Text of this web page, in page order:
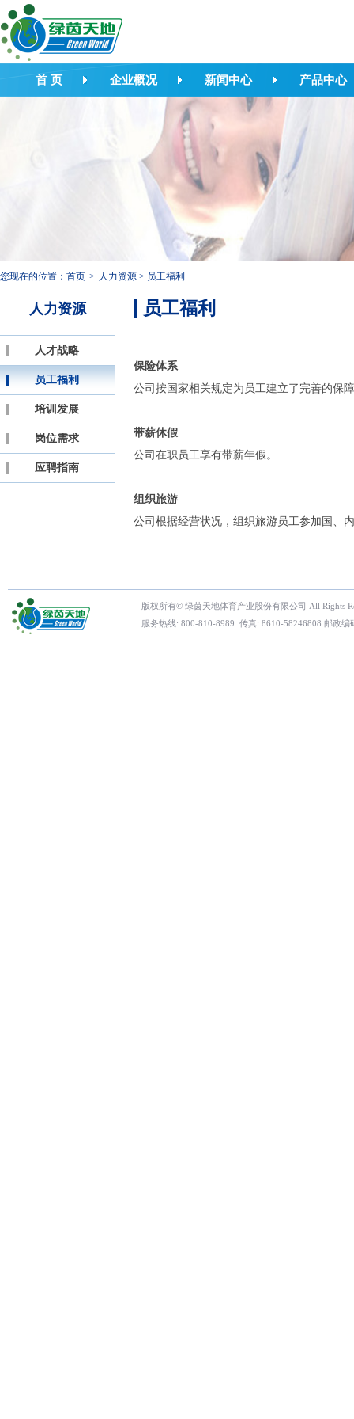
首 页 企业概况 新闻中心 产品中心
您现在的位置： 首页 > 人力资源 > 员工福利
人力资源
人才战略
员工福利
培训发展
岗位需求
应聘指南
员工福利
保险体系
公司按国家相关规定为员工建立了完善的保
带薪休假
公司在职员工享有带薪年假。
组织旅游
公司根据经营状况，组织旅游员工参加国、
版权所有© 绿茵天地体育产业股份有限公司 All Rights
服务热线: 800-810-8989 传真: 8610-58246808 邮政